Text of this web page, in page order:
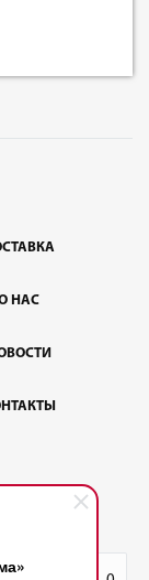
НАС